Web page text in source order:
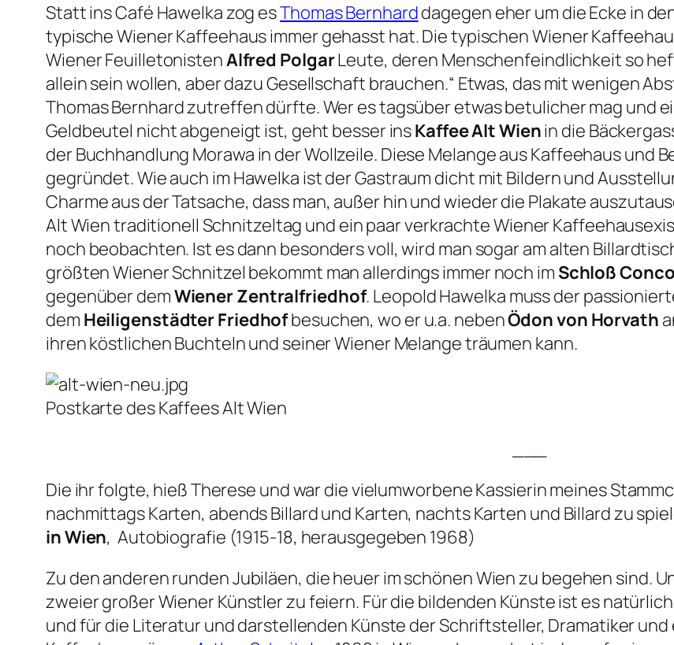
Statt ins Café Hawelka zog esThomas Bernharddagegen eher um die Ecke in
typische Wiener Kaffeehaus immer gehasst hat. Die typischen Wiener
Wiener FeuilletonistenAlfred PolgarLeute, deren Menschenfeindlichkeit so
allein sein wollen, aber dazu Gesellschaft brauchen.“ Etwas, das mit wenigen
Thomas Bernhard zutreffen dürfte. Wer es tagsüber etwas betulicher mag und
Geldbeutel nicht abgeneigt ist, geht besser insKaffee Alt Wienin die
der Buchhandlung Morawa in der Wollzeile. Diese Melange aus Kaffeehaus und
gegründet. Wie auch im Hawelka ist der Gastraum dicht mit Bildern und
Charme aus der Tatsache, dass man, außer hin und wieder die Plakate
Alt Wien traditionell Schnitzeltag und ein paar verkrachte Wiener
noch beobachten. Ist es dann besonders voll, wird man sogar am alten
größten Wiener Schnitzel bekommt man allerdings immer noch im Schloß
gegenüber demWiener Zentralfriedhof. Leopold Hawelka muss der
dem Heiligenstädter Friedhofbesuchen, wo er u.a. nebenÖdon von Horvath
ihren köstlichen Buchteln und seiner Wiener Melange träumen kann.
Postkarte des Kaffees Alt Wien
Die ihr folgte, hieß Therese und war die vielumworbene Kassierin meines
nachmittags Karten, abends Billard und Karten, nachts Karten und Billard zu
in Wien, Autobiografie (1915-18, herausgegeben 1968)
Zu den anderen runden Jubiläen, die heuer im schönen Wien zu begehen sind.
zweier großer Wiener Künstler zu feiern. Für die bildenden Künste ist es
und für die Literatur und darstellenden Künste der Schriftsteller, Dramatiker